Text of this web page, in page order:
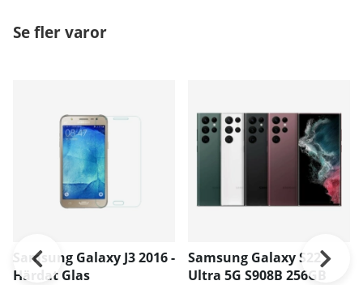
Se fler varor
Samsung Galaxy J3 2016 -
Härdat Glas
Samsung Galaxy S22
Ultra 5G S908B 256GB